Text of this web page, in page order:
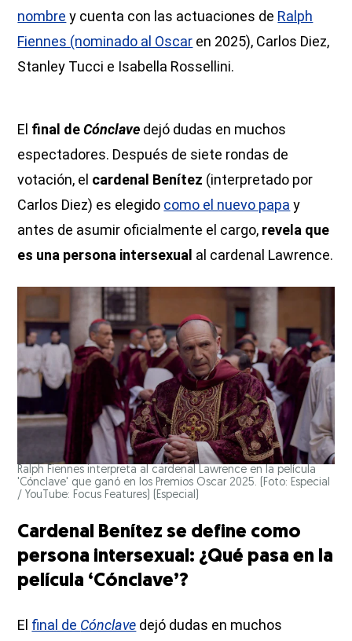
nombre y cuenta con las actuaciones de Ralph
Fiennes (nominado al Oscar en 2025), Carlos Diez,
Stanley Tucci e Isabella Rossellini.
El final deCónclave dejó dudas en muchos
espectadores. Después de siete rondas de
votación, el cardenal Benítez (interpretado por
Carlos Diez) es elegido como el nuevo papa y
antes de asumir oficialmente el cargo, revela que
es una persona intersexual al cardenal Lawrence.
Ralph Fiennes interpreta al cardenal Lawrence en la película
'Cónclave' que ganó en los Premios Oscar 2025. (Foto: Especial
/ YouTube: Focus Features) (Especial)
Cardenal Benítez se define como
persona intersexual: ¿Qué pasa en la
película ‘Cónclave’?
El final de Cónclave dejó dudas en muchos